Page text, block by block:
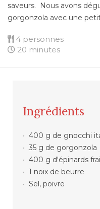
saveurs. Nous avons
gorgonzola avec une
4 personnes
20 minutes
Ingrédients
400 g de gnocchi
35 g de gorgonzola
400 g d'épinards
1 noix de beurre
Sel, poivre